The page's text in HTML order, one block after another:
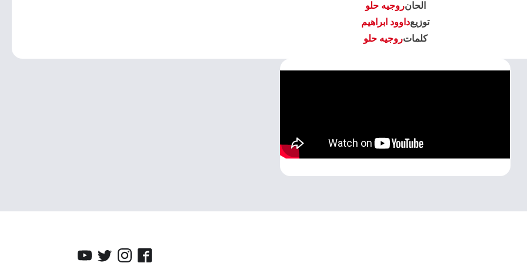
الحانروجيه حلو
توزيعداوود ابراهيم
كلماتروجيه حلو